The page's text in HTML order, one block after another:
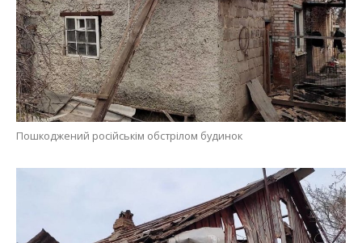
Пошкоджений російськім обстрілом будинок